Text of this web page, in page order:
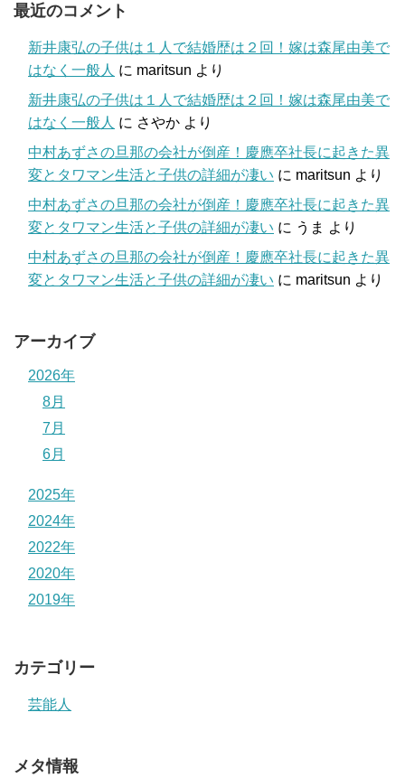
最近のコメント
新井康弘の子供は１人で結婚歴は２回！嫁は森尾由美で
はなく一般人 に maritsun より
新井康弘の子供は１人で結婚歴は２回！嫁は森尾由美で
はなく一般人 に さやか より
中村あずさの旦那の会社が倒産！慶應卒社長に起きた異
変とタワマン生活と子供の詳細が凄い に maritsun より
中村あずさの旦那の会社が倒産！慶應卒社長に起きた異
変とタワマン生活と子供の詳細が凄い に うま より
中村あずさの旦那の会社が倒産！慶應卒社長に起きた異
変とタワマン生活と子供の詳細が凄い に maritsun より
アーカイブ
2026年
8月
7月
6月
2025年
2024年
2022年
2020年
2019年
カテゴリー
芸能人
メタ情報